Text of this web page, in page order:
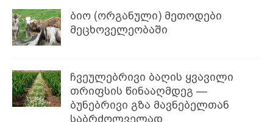
ბიო (ორგანული) მეთოდები
მეცხოველეობაში
ჩვეულებრივი ბაღის ყვავილი
თრიფსის წინააღმდეგ —
ბუნებრივი გზა მავნებელთან
საბრძოლველად